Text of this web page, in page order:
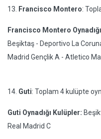
13. Francisco Montero:
Francisco Montero
Beşiktaş - Deportivo La
Madrid Gençlik A - Atletico
14. Guti: Toplam 4 kulüpte
Guti Oynadığı Kulüpler:
Real Madrid C